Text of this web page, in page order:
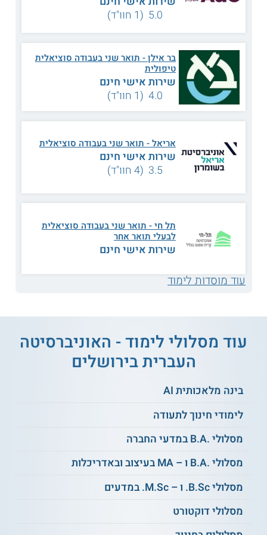
תכנית הלימודים
התמחות זו בתואר השני בעבודה סוציאלית מאפשרת לסטודנטים
להעמיק את הידע בתיאוריה ובפרקטיקה של הטיפול בטראומה
מסוגים שונים, במטרה לקדם את הקריירה ואת המחקר בתחום. הם
מתייחסים להיבטים מגוונים של הטראומה, בהם טראומה אישית,
טראומה המונית וטראומות מורכבות ודנים גם בביטויים של
טראומה מינית ושל טראומה אצל ילדים. נוסף על כך, הם מכירים
שיטות התערבות רבות ומגוונות אשר מתייחסות להשלכות אירועים
טראומטיים על משפחות קהילות ופרטים, אלה כוללות את הגישה
הנרטיבית, הגישה ההתנהגותית קוגניטיבית ושיטות כגון
ביבליותרפיה.
מתכונת הלימוד
אורך התכניתלתואר שניהוא כשנתיים. הסטודנטים בוחרים
בהתמחות ונוסף אליה נדרשים לבחור גם במגמה מבין המגוון:
נושאי הלימוד
טיפול דיאלקטי
התנהגותי
טיפול EMDR
מצבי לחץ ודחק בגיל
ביבליותרפיה לנפגעי
התמודדות עם טראומה
גישה נרטיבית לטיפול
תיאוריות של טראומה
מודלים בתרפיה
לתחלואה כפולה
5.0 (1 חוו"ד)
בר אילן - תואר שני בעבודה סוציאלית
טיפולית
שירות אישי חינם
4.0 (1 חוו"ד)
אריאל - תואר שני בעבודה סוציאלית
שירות אישי חינם
3.5 (4 חוו"ד)
תל חי - תואר שני בעבודה סוציאלית
לבעלי תואר אחר
שירות אישי חינם
עוד מוסדות לימוד
עוד מסלולי לימוד - האוניברסיטה
העברית בירושלים
בינה מלאכותית AI
לימודי חינוך לתעודה
מסלולי .B.A במדעי החברה
מסלולי .B.A ו – MA בעיצוב ובאדריכלות
מסלולי B.Sc. ו – M.Sc. במדעים
מסלולי דוקטורט